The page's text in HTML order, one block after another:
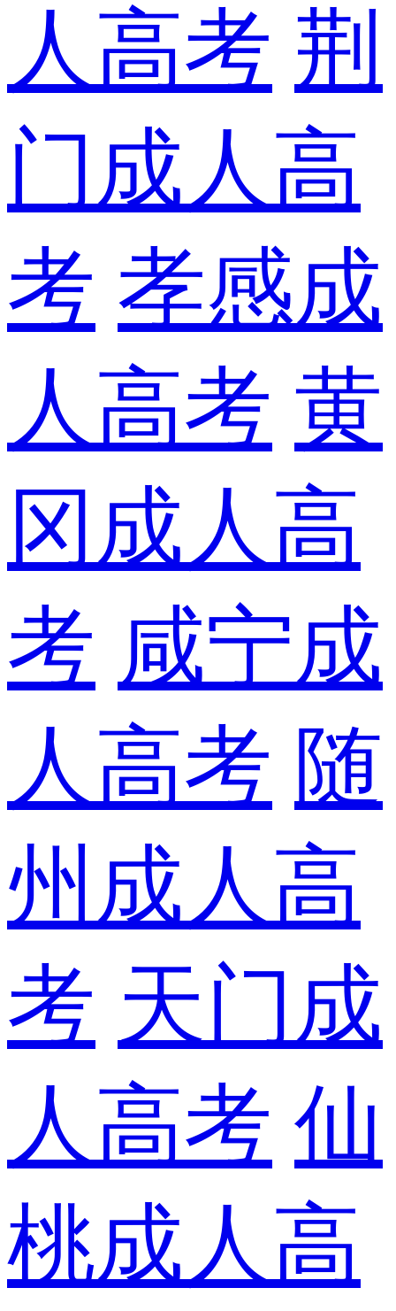
人高考 荆
门成人高
考 孝感成
人高考 黄
冈成人高
考 咸宁成
人高考 随
州成人高
考 天门成
人高考 仙
桃成人高